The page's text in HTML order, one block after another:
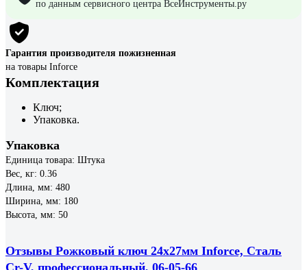
по данным сервисного центра ВсеИнструменты.ру
Гарантия производителя пожизненная
на товары Inforce
Комплектация
Ключ;
Упаковка.
Упаковка
Единица товара: Штука
Вес, кг: 0.36
Длина, мм: 480
Ширина, мм: 180
Высота, мм: 50
Отзывы Рожковый ключ 24x27мм Inforce, Сталь